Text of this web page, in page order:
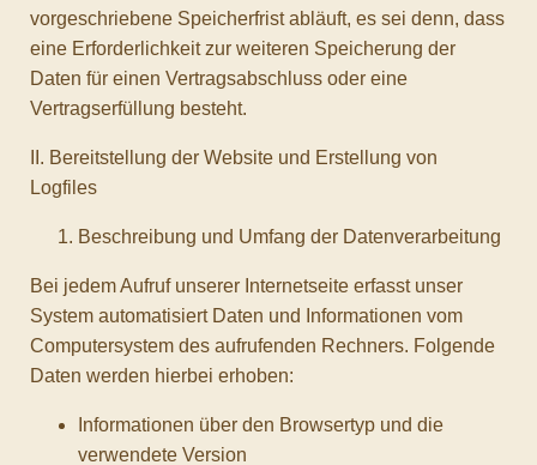
vorgeschriebene Speicherfrist abläuft, es sei denn, dass
eine Erforderlichkeit zur weiteren Speicherung der
Daten für einen Vertragsabschluss oder eine
Vertragserfüllung besteht.
II. Bereitstellung der Website und Erstellung von
Logfiles
Beschreibung und Umfang der Datenverarbeitung
Bei jedem Aufruf unserer Internetseite erfasst unser
System automatisiert Daten und Informationen vom
Computersystem des aufrufenden Rechners. Folgende
Daten werden hierbei erhoben:
Informationen über den Browsertyp und die
verwendete Version